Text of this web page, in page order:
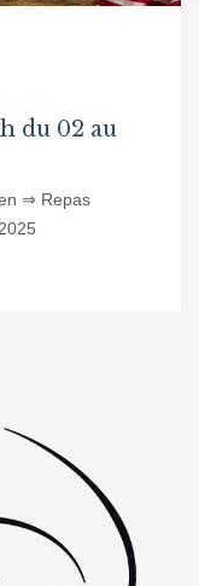
du 02 au
⇒ Repas